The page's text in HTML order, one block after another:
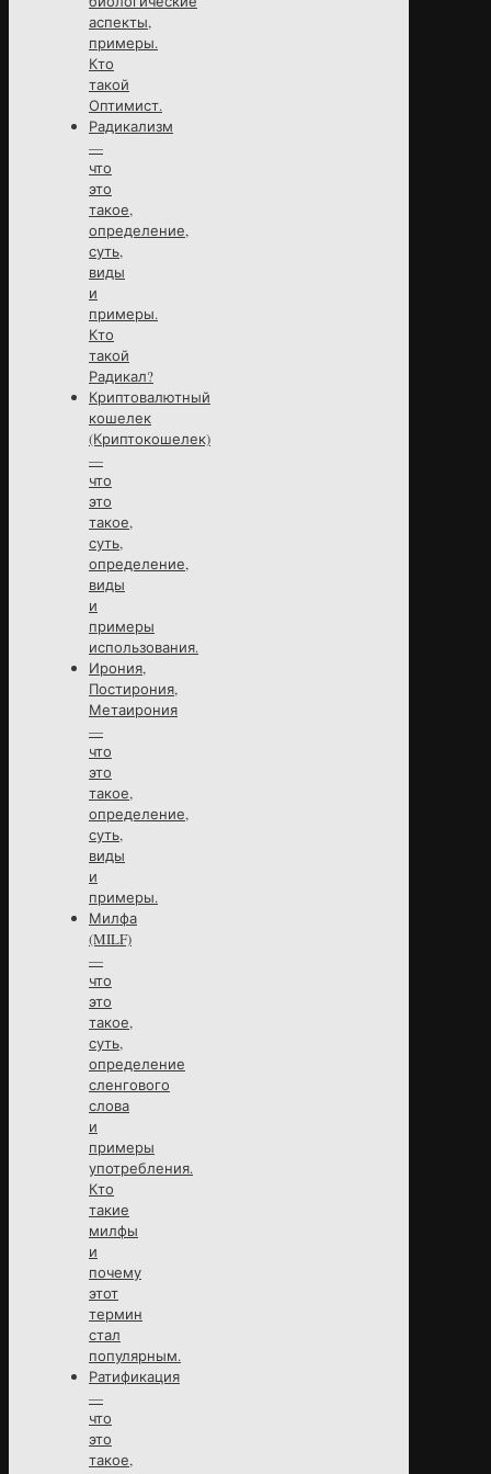
аспекты,
примеры.
Кто
такой
Оптимист.
Радикализм
—
что
это
такое,
определение,
суть,
виды
и
примеры.
Кто
такой
Радикал?
Криптовалютный
кошелек
(Криптокошелек)
—
что
это
такое,
суть,
определение,
виды
и
примеры
использования.
Ирония,
Постирония,
Метаирония
—
что
это
такое,
определение,
суть,
виды
и
примеры.
Милфа
(MILF)
—
что
это
такое,
суть,
определение
сленгового
слова
и
примеры
употребления.
Кто
такие
милфы
и
почему
этот
термин
стал
популярным.
Ратификация
—
что
это
такое,